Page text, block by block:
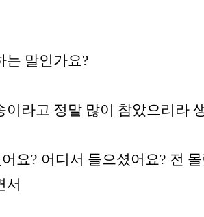
는 말인가요?
이라고 정말 많이 참았으리라
요? 어디서 들으셨어요? 전
서